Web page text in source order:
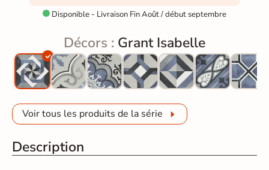
 Disponible - Livraison Fin Août / début septembre
Décors : Grant Isabelle
Voir tous les produits de la série
Description